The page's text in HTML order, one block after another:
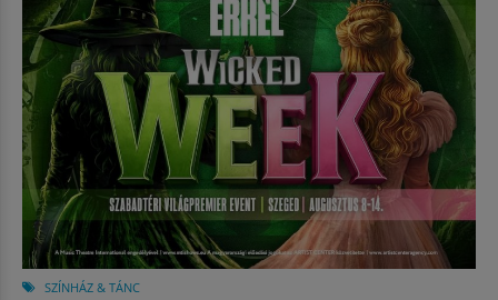
SZÍNHÁZ & TÁNC